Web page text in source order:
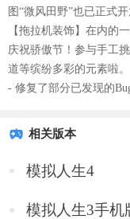
图“微风田野”也已正式
【拖拉机装饰】在内的
庆祝骄傲节！参与手工
道等缤纷多彩的元素啦。
- 修复了部分已发现的
相关版本
模拟人生4
模拟人生3手机